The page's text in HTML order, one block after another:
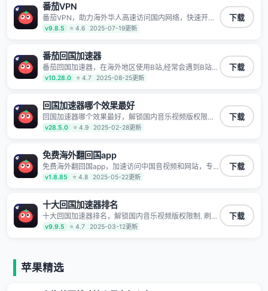
TV、西瓜视频、QQ音乐、网易云音乐、酷狗音乐、YY
等主流网站应用解除限制，带你穿梭加速回国。目前已
有上百万用户，用户整体好评95%以上，一对一在线客
服支持，保障你的使用体验。
番茄VPN
番茄VPN，助力海外华人高速访问国内网络，快速开启
国内各直播平台,解决国内视频、音乐卡顿问题；更能加
速海量国服游戏，超低延迟稳定不掉线,畅享国内网络！
v9.8.5 ⭐ 4.6 2025-07-19更新
下载
番茄回国加速器
番茄回国加速器，在海外地区使用B站,经常会遇到B站地
区版权限制/网络IP屏蔽,缓冲卡顿等问题,使用我们的哔
哩哔哩专用回国VPN,可加速解决各类网络问题,一键网络
7*24小时服务。
v10.28.0 ⭐ 4.7 2025-08-25更新
下载
回国加速器哪个效果最好
回国加速器哪个效果最好，解锁国内音乐视频版权限制.
刷剧不卡，高清秒开. 有效降低国服游戏延迟. 提升国内
主流应用访问速度 ; 独创加速黑科技 · 海量边缘. 动态多
v28.5.0 ⭐ 4.9 2025-02-28更新
下载
免费海外翻回国app
免费海外翻回国app，加速访问中国音视频和网站，专
业回国加速器，帮你加速访问优酷、bilibili、腾讯视频、
爱奇艺等，加速国服游戏，例如原神、阴阳师、和平精
明日方舟、战双帕弥什、sky光·遇、另一个伊甸园等国
内各种服务,回国加速器致力于帮助海外华人和留学生、
港澳台地区用户提供最好的回国游戏和音乐视频加速服
务，可以在海外或港澳台地区流畅加速国服游戏和音视
等主流网站应用解除限制，带你穿梭加速回国。目前已
有上百万用户，用户整体好评95%以上，一对一在线客
v1.8.85 ⭐ 4.8 2025-05-22更新
下载
十大回国加速器排名
十大回国加速器排名，解锁国内音乐视频版权限制. 刷剧
不卡，高清秒开. 有效降低国服游戏延迟. 提升国内主流
应用访问速度 ; 独创加速黑科技 · 海量边缘. 动态多线. 智
v9.9.5 ⭐ 4.7 2025-03-12更新
下载
苹果精选